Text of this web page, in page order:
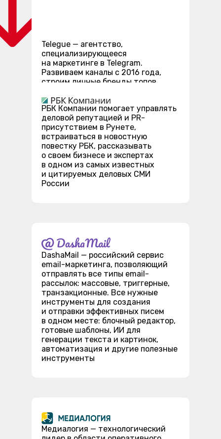
Telegue — агентство,
специализирующееся
на маркетинге в Telegram.
Развиваем каналы с 2016 года,
строим личные бренды топов
блоги, которые приносят клиентов
РБК Компании помогает управлять
деловой репутацией и PR-
присутствием в Рунете,
встраиваться в новостную
повестку РБК, рассказывать
о своем бизнесе и экспертах
в одном из самых известных
и цитируемых деловых СМИ
России
DashaMail — российский сервис
email-маркетинга, позволяющий
отправлять все типы email-
рассылок: массовые, триггерные,
транзакционные. Все нужные
инструменты для создания
и отправки эффективных писем
в одном месте: блочный редактор,
готовые шаблоны, ИИ для
генерации текста и картинок,
автоматизация и другие полезные
инструменты
Медиалогия — технологический